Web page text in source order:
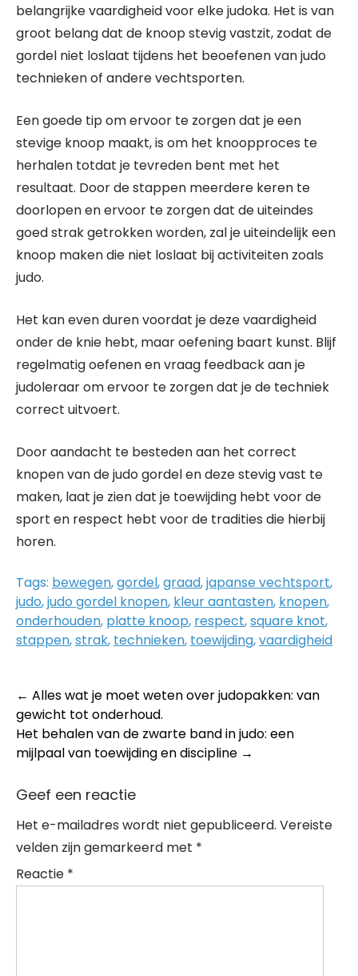
belangrijke vaardigheid voor elke judoka. Het is van
groot belang dat de knoop stevig vastzit, zodat de
gordel niet loslaat tijdens het beoefenen van judo
technieken of andere vechtsporten.
Een goede tip om ervoor te zorgen dat je een
stevige knoop maakt, is om het knoopproces te
herhalen totdat je tevreden bent met het
resultaat. Door de stappen meerdere keren te
doorlopen en ervoor te zorgen dat de uiteindes
goed strak getrokken worden, zal je uiteindelijk een
knoop maken die niet loslaat bij activiteiten zoals
judo.
Het kan even duren voordat je deze vaardigheid
onder de knie hebt, maar oefening baart kunst. Blijf
regelmatig oefenen en vraag feedback aan je
judoleraar om ervoor te zorgen dat je de techniek
correct uitvoert.
Door aandacht te besteden aan het correct
knopen van de judo gordel en deze stevig vast te
maken, laat je zien dat je toewijding hebt voor de
sport en respect hebt voor de tradities die hierbij
horen.
Tags: bewegen,gordel,graad,japanse vechtsport,
judo,judo gordel knopen, kleur aantasten, knopen,
onderhouden, platte knoop, respect,square knot,
stappen,strak, technieken, toewijding,vaardigheid
Post
navigation
← Alles wat je moet weten over judopakken: van
gewicht tot onderhoud.
Het behalen van de zwarte band in judo: een
mijlpaal van toewijding en discipline →
Geef een reactie
Het e-mailadres wordt niet gepubliceerd. Vereiste
velden zijn gemarkeerd met *
Reactie *